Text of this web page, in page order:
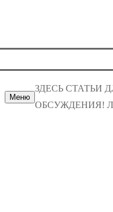
Меню
ЗДЕСЬ СТАТЬИ
ОБСУЖДЕНИЯ!